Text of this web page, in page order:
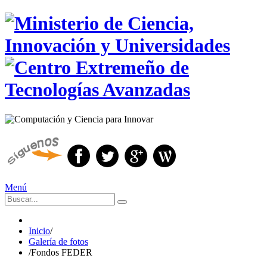
Menú
Inicio/
Galería de fotos
/Fondos FEDER